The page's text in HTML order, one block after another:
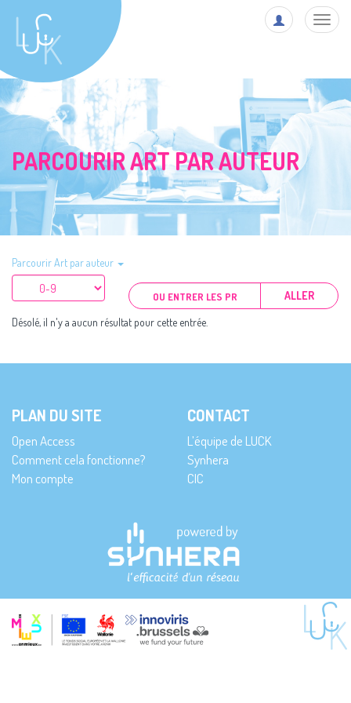
PARCOURIR ART PAR AUTEUR
Parcourir Art par auteur
ALLER
Désolé, il n'y a aucun résultat pour cette entrée.
PLAN DU SITE
Open Access
Comment cela fonctionne?
Mon compte
CONTACT
L’équipe de LUCK
Synhera
CIC